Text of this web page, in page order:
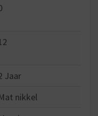
Jaar
nikkel